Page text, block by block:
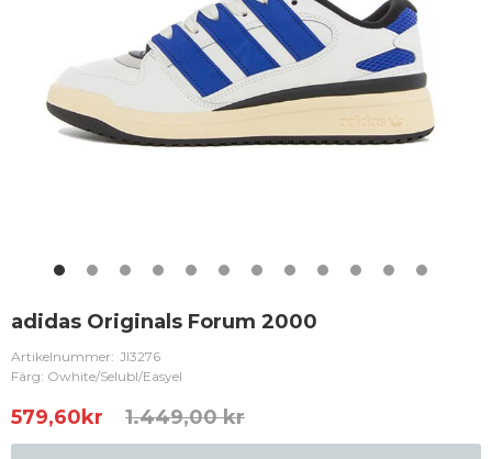
adidas Originals Forum 2000
Artikelnummer: JI3276
Färg: Owhite/Selubl/Easyel
579,60kr 1.449,00 kr